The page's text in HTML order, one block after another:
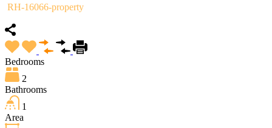
RH-16066-property
Bedrooms
2
Bathrooms
1
Area